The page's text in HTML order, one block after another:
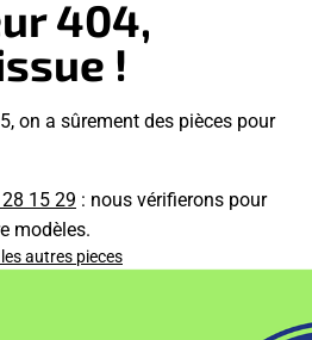
404,
!
on a sûrement des pièces pour
15 29 : nous vérifierons pour
modèles.
autres pieces